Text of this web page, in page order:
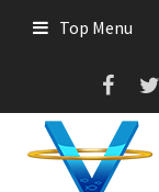
Top Menu